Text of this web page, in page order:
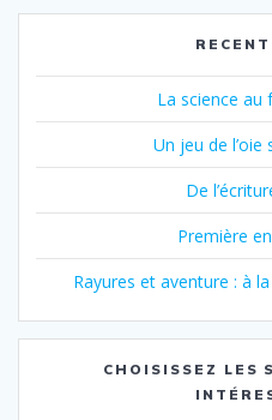
La science au
Un jeu de l’oie
De
Première
Rayures et aventure : à
CHOISISSEZ LES